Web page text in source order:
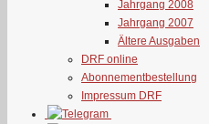
Jahrgang 2008
Jahrgang 2007
Ältere Ausgaben
DRF online
Abonnementbestellung
Impressum DRF